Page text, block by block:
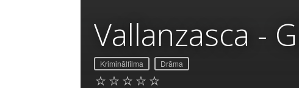
Vallanzasca -
Kriminālfilma Drāma